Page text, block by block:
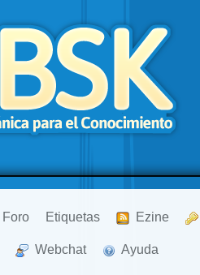
Foro Etiquetas Ezine
Webchat Ayuda